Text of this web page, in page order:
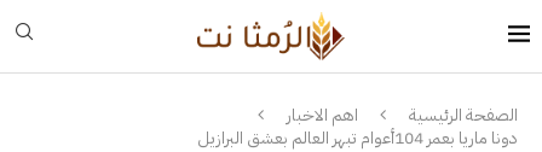
الصفحة الرئيسية
اهم الاخبار
دونا ماريا بعمر 104أعوام تبهر العالم بعشق البرازيل